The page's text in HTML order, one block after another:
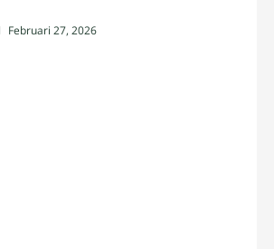
Februari 27, 2026